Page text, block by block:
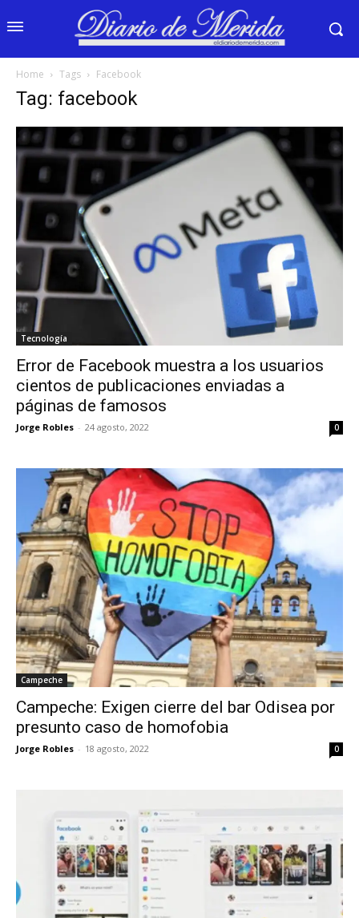
Home Tags Facebook
Tag: facebook
Tecnología
Error de Facebook muestra a los usuarios
cientos de publicaciones enviadas a
páginas de famosos
Jorge Robles - 24 agosto, 2022 0
Campeche
Campeche: Exigen cierre del bar Odisea por
presunto caso de homofobia
Jorge Robles - 18 agosto, 2022 0